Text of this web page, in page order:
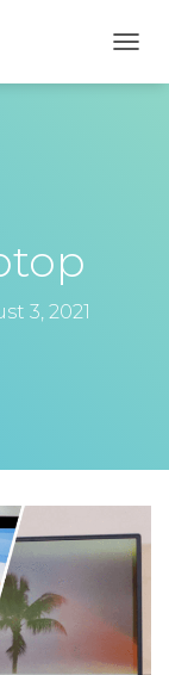
O
3, 2021